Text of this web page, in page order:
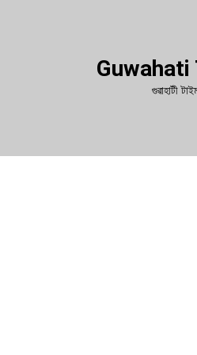
Guwahati
গুৱাহাটী